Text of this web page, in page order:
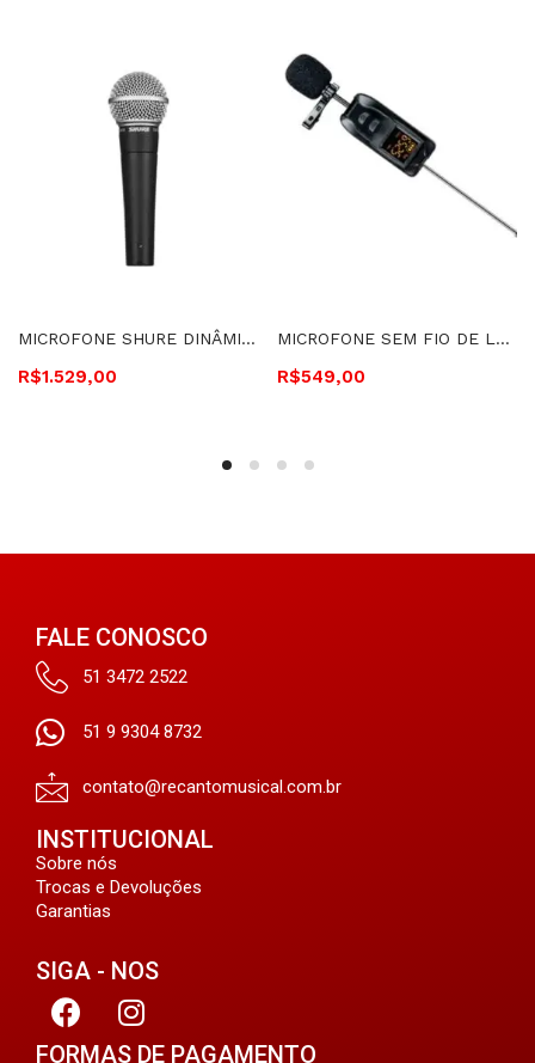
MICROFONE SHURE DINÂMICO CARDIÓIDE- SM58-LC
R$1.529,00
MICROFONE SEM FIO DE LAPELA SOUNDVOICE – MM113 -03 2295
R$549,00
FALE CONOSCO
51 3472 2522
51 9 9304 8732
contato@recantomusical.com.br
INSTITUCIONAL
Sobre nós
Trocas e Devoluções
Garantias
SIGA - NOS
FORMAS DE PAGAMENTO